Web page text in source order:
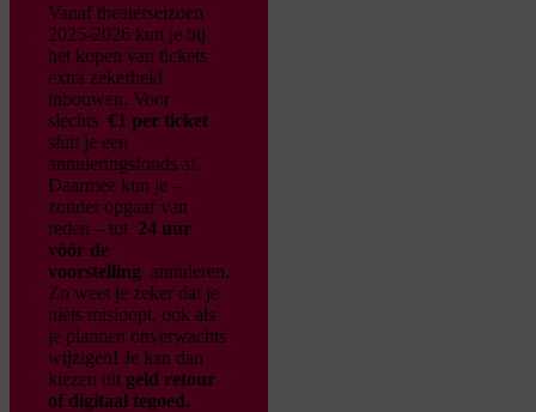
Vanaf theaterseizoen
2025-2026 kun je bij
het kopen van tickets
extra zekerheid
inbouwen. Voor
slechts €1 per ticket
sluit je een
annuleringsfonds af.
Daarmee kun je –
zonder opgaaf van
reden – tot 24 uur
vóór de
voorstelling annuleren.
Zo weet je zeker dat je
niets misloopt, ook als
je plannen onverwachts
wijzigen! Je kan dan
kiezen uit geld retour
of digitaal tegoed.